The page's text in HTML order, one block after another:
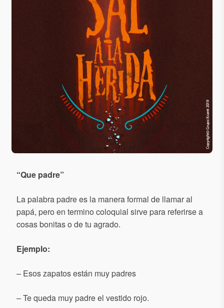
“Que padre”
La palabra padre es la manera formal de llamar al
papá, pero en termino coloquial sirve para referirse a
cosas bonitas o de tu agrado.
Ejemplo:
– Esos zapatos están muy padres
– Te queda muy padre el vestido rojo.